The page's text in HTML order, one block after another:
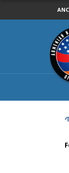
of